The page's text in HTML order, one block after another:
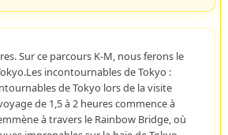
Sur ce parcours K-M, nous ferons le
incontournables de Tokyo :
de Tokyo lors de la visite
de 1,5 à 2 heures commence à
à travers le Rainbow Bridge, où